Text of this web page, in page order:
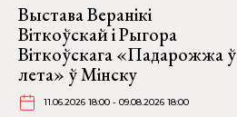
Выстава Веранікі
Віткоўскай і Рыгора
Віткоўскага «Падарожжа ў
лета» ў Мінску
11.06.2026 18:00 - 09.08.2026 18:00